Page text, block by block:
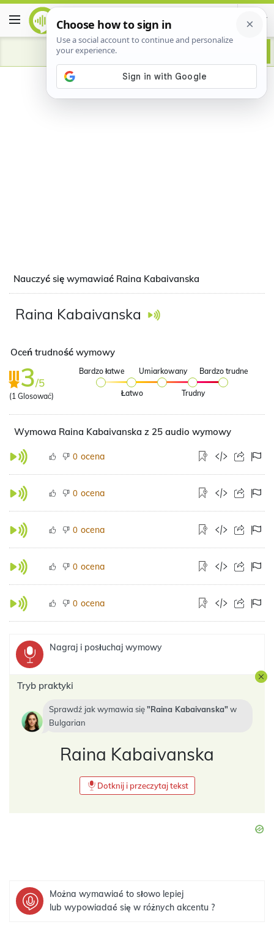
Advertisement
Nauczyć się wymawiać Raina Kabaivanska
Raina Kabaivanska
Oceń trudność wymowy
3/5
(1 Glosować)
Bardzo łatwe
Łatwo
Umiarkowany
Trudny
Bardzo trudne
Wymowa Raina Kabaivanska z 25 audio wymowy
0 ocena
0 ocena
0 ocena
0 ocena
0 ocena
Nagraj i posłuchaj wymowy
Tryb praktyki
Sprawdź jak wymawia się Raina Kabaivanska w
Bulgarian
Raina Kabaivanska
Dotknij i przeczytaj tekst
Można wymawiać to słowo lepiej
lub wypowiadać się w różnych akcentu ?